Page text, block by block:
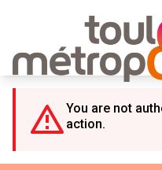
You are not
action.